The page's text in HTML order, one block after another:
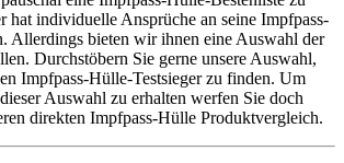
hat individuelle Ansprüche an seine Impfpass-
Allerdings bieten wir ihnen eine Auswahl der
Durchstöbern Sie gerne unsere Auswahl,
Impfpass-Hülle-Testsieger zu finden. Um
Auswahl zu erhalten werfen Sie doch
direkten Impfpass-Hülle Produktvergleich.